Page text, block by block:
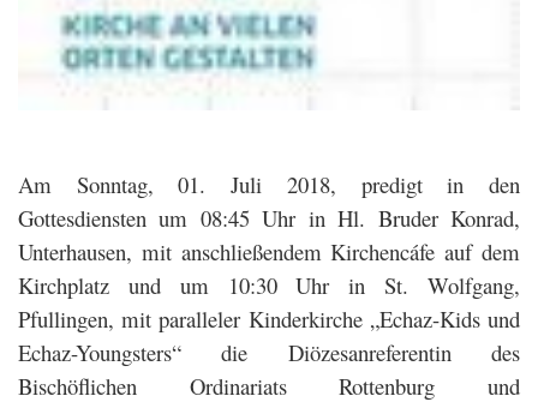
Am Sonntag, 01. Juli 2018, predigt in den
Gottesdiensten um 08:45 Uhr in Hl. Bruder Konrad,
Unterhausen, mit anschließendem Kirchencáfe auf dem
Kirchplatz und um 10:30 Uhr in St. Wolfgang,
Pfullingen, mit paralleler Kinderkirche „Echaz-Kids und
Echaz-Youngsters“ die Diözesanreferentin des
Bischöflichen Ordinariats Rottenburg und